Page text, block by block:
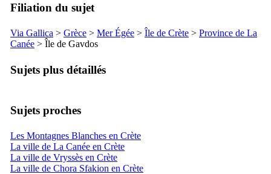
Filiation du sujet
Via Gallica > Grèce > Mer Égée > Île de Crète > Province de La
Canée > Île de Gavdos
Sujets plus détaillés
Sujets proches
Les Montagnes Blanches en Crète
La ville de La Canée en Crète
La ville de Vryssès en Crète
La ville de Chora Sfakion en Crète